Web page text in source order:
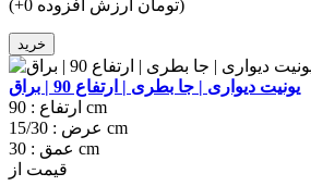
(+0 تومان ارزش افزوده)
خرید
یونیت دیواری | جا بطری | ارتفاع 90 | براق
ارتفاع : 90 cm
عرض : 15/30 cm
عمق : 30 cm
قیمت از